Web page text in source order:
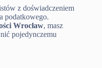
z doświadczeniem
podatkowego.
Wrocław, masz
pojedynczemu